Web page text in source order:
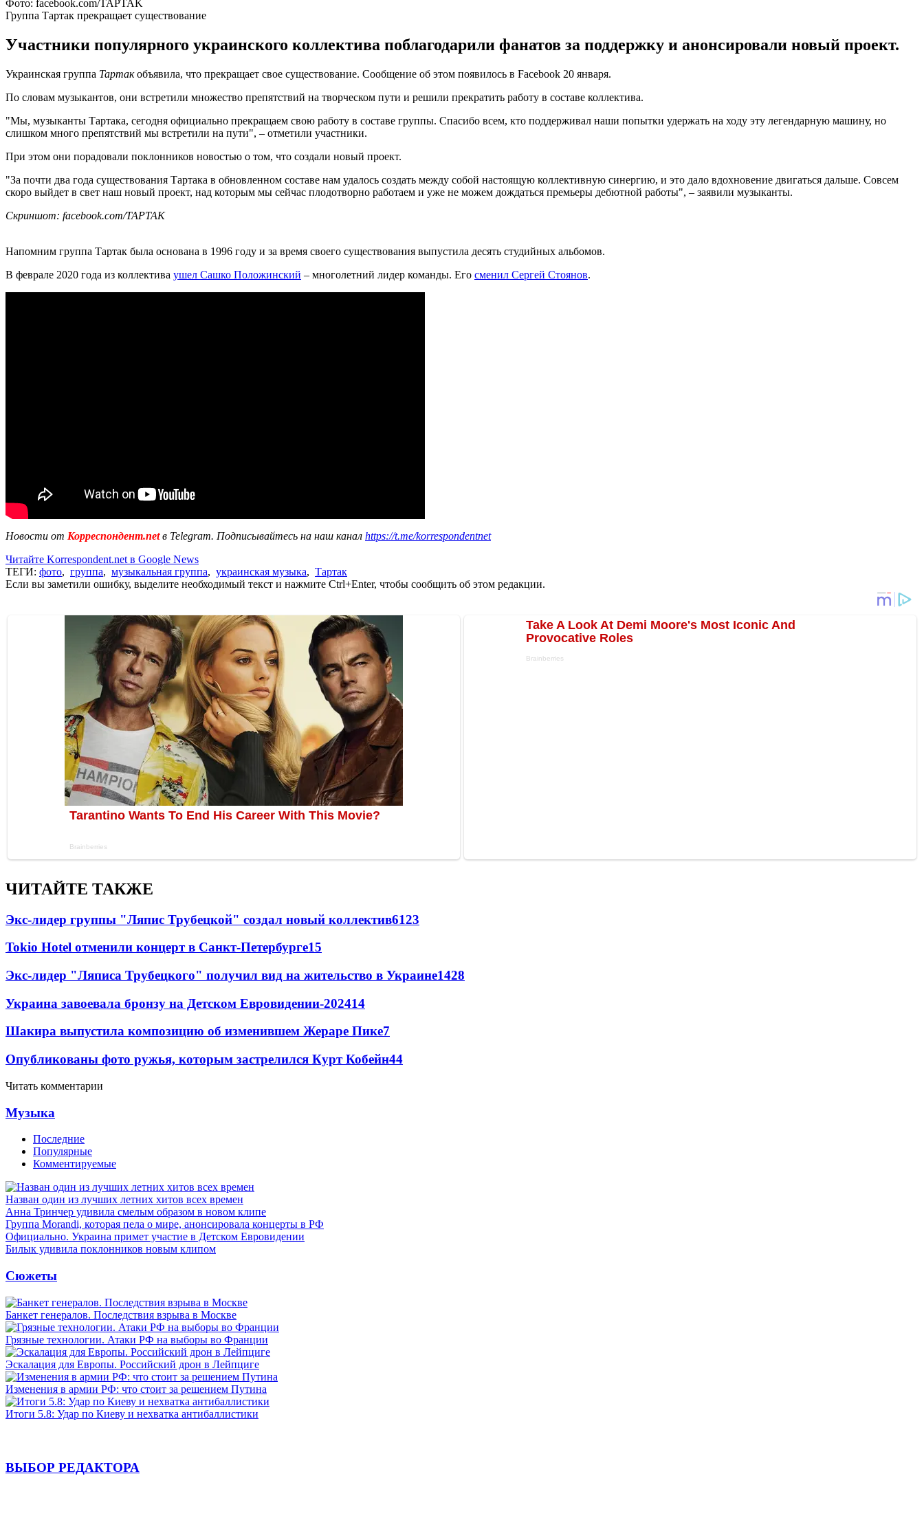
Фото: facebook.com/TAPTAK
Группа Тартак прекращает существование
Участники популярного украинского коллектива поблагодарили фанатов за поддержку и анонсировали новый проект.
Украинская группа Тартакобъявила, что прекращает свое существование. Сообщение об этом появилось в Facebook 20 января.
По словам музыкантов, они встретили множество препятствий на творческом пути и решили прекратить работу в составе коллектива.
"Мы, музыканты Тартака, сегодня официально прекращаем свою работу в составе группы. Спасибо всем, кто поддерживал наши попытки удержать на ходу эту легендарную машину, но
слишком много препятствий мы встретили на пути", – отметили участники.
При этом они порадовали поклонников новостью о том, что создали новый проект.
"За почти два года существования Тартака в обновленном составе нам удалось создать между собой настоящую коллективную синергию, и это дало вдохновение двигаться дальше. Совсем
скоро выйдет в свет наш новый проект, над которым мы сейчас плодотворно работаем и уже не можем дождаться премьеры дебютной работы", – заявили музыканты.
Скриншот: facebook.com/TAPTAK
Напомним группа Тартак была основана в 1996 году и за время своего существования выпустила десять студийных альбомов.
В феврале 2020 года из коллектива ушел Сашко Положинский – многолетний лидер команды. Его сменил Сергей Стоянов.
Новости от Корреспондент.netв Telegram. Подписывайтесь на наш канал https://t.me/korrespondentnet
Читайте Korrespondent.net в Google News
ТЕГИ: фото, группа, музыкальная группа, украинская музыка, Тартак
Если вы заметили ошибку, выделите необходимый текст и нажмите Ctrl+Enter, чтобы сообщить об этом редакции.
ЧИТАЙТЕ ТАКЖЕ
Экс-лидер группы "Ляпис Трубецкой" создал новый коллектив6123
Tokio Hotel отменили концерт в Санкт-Петербурге15
Экс-лидер "Ляписа Трубецкого" получил вид на жительство в Украине1428
Украина завоевала бронзу на Детском Евровидении-202414
Шакира выпустила композицию об изменившем Жераре Пике7
Опубликованы фото ружья, которым застрелился Курт Кобейн44
Читать комментарии
Музыка
Последние
Популярные
Комментируемые
Назван один из лучших летних хитов всех времен
Анна Тринчер удивила смелым образом в новом клипе
Группа Morandi, которая пела о мире, анонсировала концерты в РФ
Официально. Украина примет участие в Детском Евровидении
Билык удивила поклонников новым клипом
Сюжеты
Банкет генералов. Последствия взрыва в Москве
Грязные технологии. Атаки РФ на выборы во Франции
Эскалация для Европы. Российский дрон в Лейпциге
Изменения в армии РФ: что стоит за решением Путина
Итоги 5.8: Удар по Киеву и нехватка антибаллистики
ВЫБОР РЕДАКТОРА